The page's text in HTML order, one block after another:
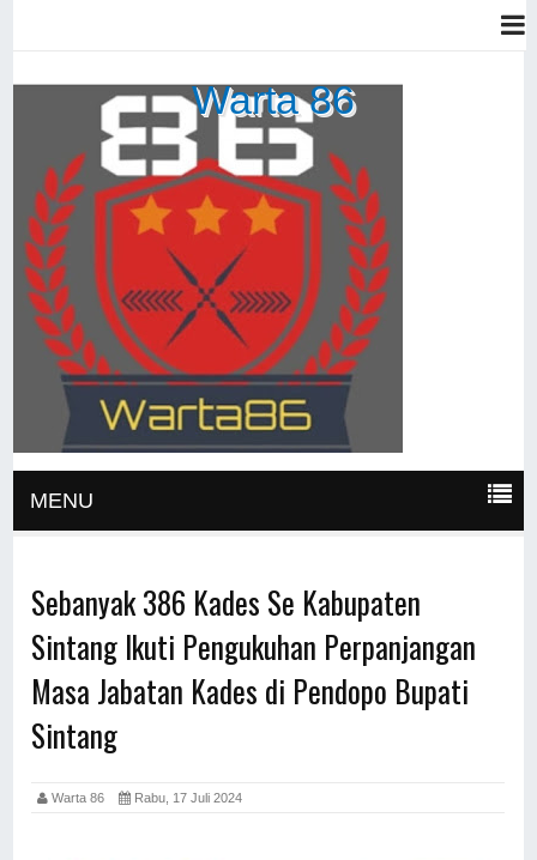
Warta 86
MENU
Sebanyak 386 Kades Se Kabupaten
Sintang Ikuti Pengukuhan Perpanjangan
Masa Jabatan Kades di Pendopo Bupati
Sintang
Warta 86 Rabu, 17 Juli 2024